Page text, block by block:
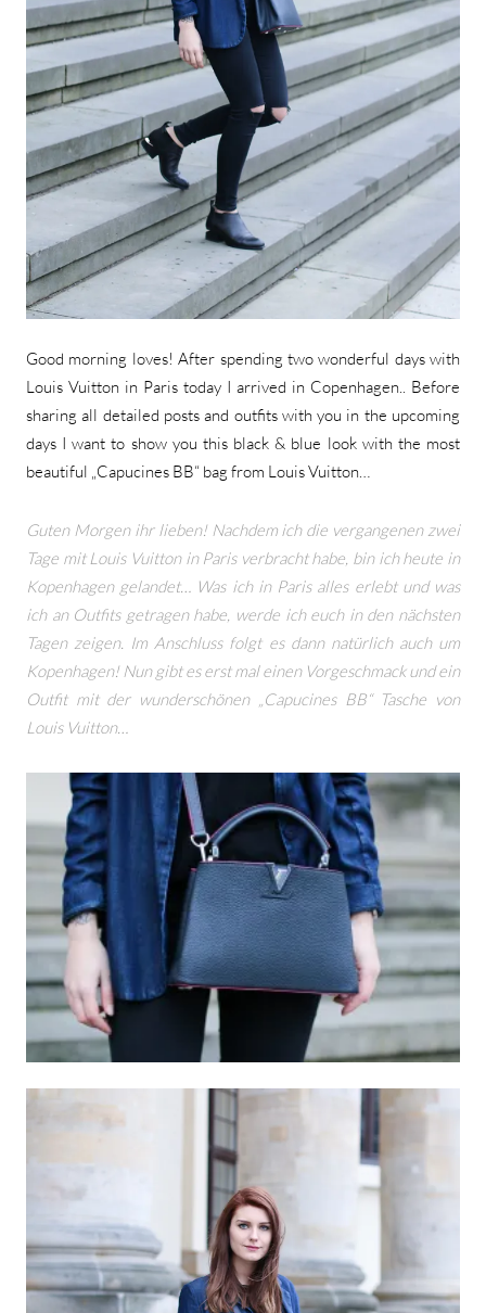
Good morning loves! After spending two wonderful days with
Louis Vuitton in Paris today I arrived in Copenhagen.. Before
sharing all detailed posts and outfits with you in the upcoming
days I want to show you this black & blue look with the most
beautiful „Capucines BB“ bag from Louis Vuitton…
Guten Morgen ihr lieben! Nachdem ich die vergangenen zwei
Tage mit Louis Vuitton in Paris verbracht habe, bin ich heute in
Kopenhagen gelandet… Was ich in Paris alles erlebt und was
ich an Outfits getragen habe, werde ich euch in den nächsten
Tagen zeigen. Im Anschluss folgt es dann natürlich auch um
Kopenhagen! Nun gibt es erst mal einen Vorgeschmack und ein
Outfit mit der wunderschönen „Capucines BB“ Tasche von
Louis Vuitton…